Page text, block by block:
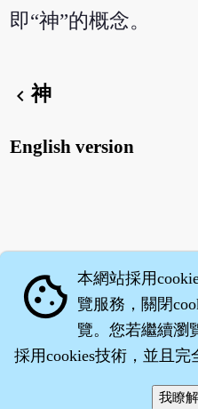
即“神”的概念。
chevron_left神
English version
‧沈
cookie 本網站採用
覽服務，關閉
覽。您若繼續瀏
採用cookies技術，並且完